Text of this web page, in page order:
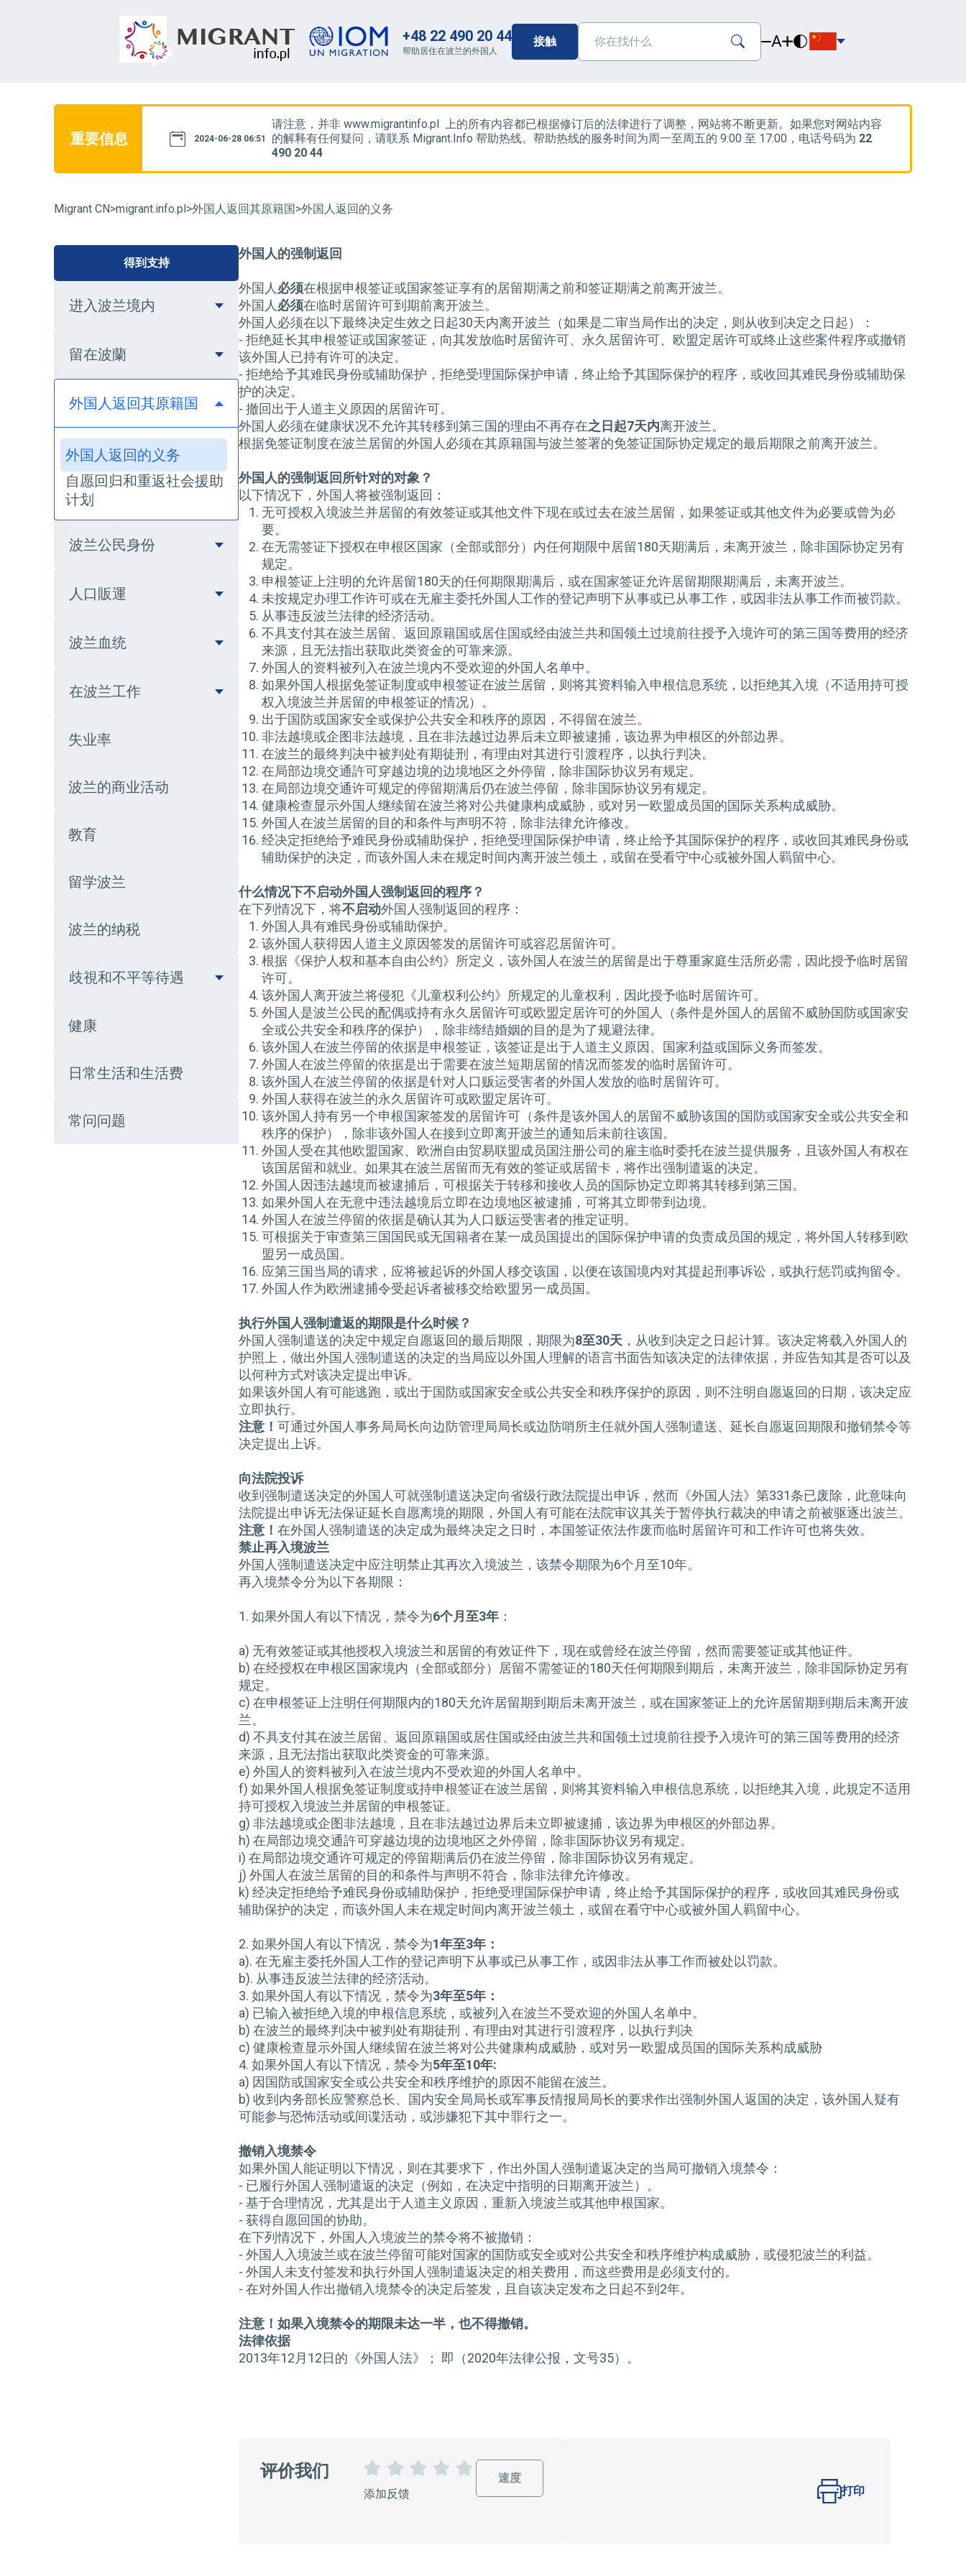
+48 22 490 20 44
帮助居住在波兰的外国人
接触 A
重要信息
，电话号码为22 2024-06-28 06:51
请注意，并非 www.migrantinfo.pl 上的所有内容都已根据修订后的法律进行了调整，网站将不断更新。如果您对网站内容
的解释有任何疑问，请联系 Migrant.Info 帮助热线。帮助热线的服务时间为周一至周五的 9:00 至 17:00，电话号码为 22
490 20 44
Migrant CN>migrant.info.pl>外国人返回其原籍国>外国人返回的义务
得到支持
进入波兰境内
留在波蘭
外国人返回其原籍国
外国人返回的义务
自愿回归和重返社会援助
计划
波兰公民身份
人口販運
波兰血统
在波兰工作
失业率
波兰的商业活动
教育
留学波兰
波兰的纳税
歧視和不平等待遇
健康
日常生活和生活费
常问问题
外国人的强制返回
外国人 必须在根据申根签证或国家签证享有的居留期满之前和签证期满之前离开波兰。
外国人 必须在临时居留许可到期前离开波兰。
外国人必须在以下最终决定生效之日起30天内离开波兰（如果是二审当局作出的决定，则从收到决定之日起）：
- 拒绝延长其申根签证或国家签证，向其发放临时居留许可、永久居留许可、欧盟定居许可或终止这些案件程序或撤销
该外国人已持有许可的决定。
- 拒绝给予其难民身份或辅助保护，拒绝受理国际保护申请，终止给予其国际保护的程序，或收回其难民身份或辅助保
护的决定。
- 撤回出于人道主义原因的居留许可。
外国人必须在健康状况不允许其转移到第三国的理由不再存在之日起7天内离开波兰。
根据免签证制度在波兰居留的外国人必须在其原籍国与波兰签署的免签证国际协定规定的最后期限之前离开波兰。
外国人的强制返回所针对的对象？
以下情况下，外国人将被强制返回：
无可授权入境波兰并居留的有效签证或其他文件下现在或过去在波兰居留，如果签证或其他文件为必要或曾为必
要。
在无需签证下授权在申根区国家（全部或部分）内任何期限中居留180天期满后，未离开波兰，除非国际协定另有
规定。
申根签证上注明的允许居留180天的任何期限期满后，或在国家签证允许居留期限期满后，未离开波兰。
未按规定办理工作许可或在无雇主委托外国人工作的登记声明下从事或已从事工作，或因非法从事工作而被罚款。
从事违反波兰法律的经济活动。
不具支付其在波兰居留、返回原籍国或居住国或经由波兰共和国领土过境前往授予入境许可的第三国等费用的经济
来源，且无法指出获取此类资金的可靠来源。
外国人的资料被列入在波兰境内不受欢迎的外国人名单中。
如果外国人根据免签证制度或申根签证在波兰居留，则将其资料输入申根信息系统，以拒绝其入境（不适用持可授
权入境波兰并居留的申根签证的情况）。
出于国防或国家安全或保护公共安全和秩序的原因，不得留在波兰。
非法越境或企图非法越境，且在非法越过边界后未立即被逮捕，该边界为申根区的外部边界。
在波兰的最终判决中被判处有期徒刑，有理由对其进行引渡程序，以执行判决。
在局部边境交通許可穿越边境的边境地区之外停留，除非国际协议另有规定。
在局部边境交通许可规定的停留期满后仍在波兰停留，除非国际协议另有规定。
健康检查显示外国人继续留在波兰将对公共健康构成威胁，或对另一欧盟成员国的国际关系构成威胁。
外国人在波兰居留的目的和条件与声明不符，除非法律允许修改。
经决定拒绝给予难民身份或辅助保护，拒绝受理国际保护申请，终止给予其国际保护的程序，或收回其难民身份或
辅助保护的决定，而该外国人未在规定时间内离开波兰领土，或留在受看守中心或被外国人羁留中心。
什么情况下不启动外国人强制返回的程序？
在下列情况下，将不启动外国人强制返回的程序：
外国人具有难民身份或辅助保护。
该外国人获得因人道主义原因签发的居留许可或容忍居留许可。
根据《保护人权和基本自由公约》所定义，该外国人在波兰的居留是出于尊重家庭生活所必需，因此授予临时居留
许可。
该外国人离开波兰将侵犯《儿童权利公约》所规定的儿童权利，因此授予临时居留许可。
外国人是波兰公民的配偶或持有永久居留许可或欧盟定居许可的外国人（条件是外国人的居留不威胁国防或国家安
全或公共安全和秩序的保护），除非缔结婚姻的目的是为了规避法律。
该外国人在波兰停留的依据是申根签证，该签证是出于人道主义原因、国家利益或国际义务而签发。
外国人在波兰停留的依据是出于需要在波兰短期居留的情况而签发的临时居留许可。
该外国人在波兰停留的依据是针对人口贩运受害者的外国人发放的临时居留许可。
外国人获得在波兰的永久居留许可或欧盟定居许可。
该外国人持有另一个申根国家签发的居留许可（条件是该外国人的居留不威胁该国的国防或国家安全或公共安全和
秩序的保护），除非该外国人在接到立即离开波兰的通知后未前往该国。
外国人受在其他欧盟国家、欧洲自由贸易联盟成员国注册公司的雇主临时委托在波兰提供服务，且该外国人有权在
该国居留和就业。如果其在波兰居留而无有效的签证或居留卡，将作出强制遣返的决定。
外国人因违法越境而被逮捕后，可根据关于转移和接收人员的国际协定立即将其转移到第三国。
如果外国人在无意中违法越境后立即在边境地区被逮捕，可将其立即带到边境。
外国人在波兰停留的依据是确认其为人口贩运受害者的推定证明。
可根据关于审查第三国国民或无国籍者在某一成员国提出的国际保护申请的负责成员国的规定，将外国人转移到欧
盟另一成员国。
应第三国当局的请求，应将被起诉的外国人移交该国，以便在该国境内对其提起刑事诉讼，或执行惩罚或拘留令。
外国人作为欧洲逮捕令受起诉者被移交给欧盟另一成员国。
执行外国人强制遣返的期限是什么时候？
外国人强制遣送的决定中规定自愿返回的最后期限，期限为8至30天 ，从收到决定之日起计算。该决定将载入外国人的
护照上，做出外国人强制遣送的决定的当局应以外国人理解的语言书面告知该决定的法律依据，并应告知其是否可以及
以何种方式对该决定提出申诉。
如果该外国人有可能逃跑，或出于国防或国家安全或公共安全和秩序保护的原因，则不注明自愿返回的日期，该决定应
立即执行。
注意！可通过外国人事务局局长向边防管理局局长或边防哨所主任就外国人强制遣送、延长自愿返回期限和撤销禁令等
决定提出上诉。
向法院投诉
收到强制遣送决定的外国人可就强制遣送决定向省级行政法院提出申诉，然而《外国人法》第331条已废除，此意味向
法院提出申诉无法保证延长自愿离境的期限，外国人有可能在法院审议其关于暂停执行裁决的申请之前被驱逐出波兰。
注意！在外国人强制遣送的决定成为最终决定之日时，本国签证依法作废而临时居留许可和工作许可也将失效。
禁止再入境波兰
外国人强制遣送决定中应注明禁止其再次入境波兰，该禁令期限为6个月至10年。
再入境禁令分为以下各期限：
1. 如果外国人有以下情况，禁令为6个月至3年 ：
a) 无有效签证或其他授权入境波兰和居留的有效证件下，现在或曾经在波兰停留，然而需要签证或其他证件。
b) 在经授权在申根区国家境内（全部或部分）居留不需签证的180天任何期限到期后，未离开波兰，除非国际协定另有
规定。
c) 在申根签证上注明任何期限内的180天允许居留期到期后未离开波兰，或在国家签证上的允许居留期到期后未离开波
兰。
d) 不具支付其在波兰居留、返回原籍国或居住国或经由波兰共和国领土过境前往授予入境许可的第三国等费用的经济
来源，且无法指出获取此类资金的可靠来源。
e) 外国人的资料被列入在波兰境内不受欢迎的外国人名单中。
f) 如果外国人根据免签证制度或持申根签证在波兰居留，则将其资料输入申根信息系统，以拒绝其入境，此規定不适用
持可授权入境波兰并居留的申根签证。
g) 非法越境或企图非法越境，且在非法越过边界后未立即被逮捕，该边界为申根区的外部边界。
h) 在局部边境交通許可穿越边境的边境地区之外停留，除非国际协议另有规定。
i) 在局部边境交通许可规定的停留期满后仍在波兰停留，除非国际协议另有规定。
j) 外国人在波兰居留的目的和条件与声明不符合，除非法律允许修改。
k) 经决定拒绝给予难民身份或辅助保护，拒绝受理国际保护申请，终止给予其国际保护的程序，或收回其难民身份或
辅助保护的决定，而该外国人未在规定时间内离开波兰领土，或留在看守中心或被外国人羁留中心。
2. 如果外国人有以下情况，禁令为1年至3年：
a). 在无雇主委托外国人工作的登记声明下从事或已从事工作，或因非法从事工作而被处以罚款。
b). 从事违反波兰法律的经济活动。
3. 如果外国人有以下情况，禁令为3年至5年：
a) 已输入被拒绝入境的申根信息系统，或被列入在波兰不受欢迎的外国人名单中。
b) 在波兰的最终判决中被判处有期徒刑，有理由对其进行引渡程序，以执行判决
c) 健康检查显示外国人继续留在波兰将对公共健康构成威胁，或对另一欧盟成员国的国际关系构成威胁
4. 如果外国人有以下情况，禁令为5年至10年:
a) 因国防或国家安全或公共安全和秩序维护的原因不能留在波兰。
b) 收到内务部长应警察总长、国内安全局局长或军事反情报局局长的要求作出强制外国人返国的决定，该外国人疑有
可能参与恐怖活动或间谍活动，或涉嫌犯下其中罪行之一。
撤销入境禁令
如果外国人能证明以下情况，则在其要求下，作出外国人强制遣返决定的当局可撤销入境禁令：
- 已履行外国人强制遣返的决定（例如，在决定中指明的日期离开波兰）。
- 基于合理情况，尤其是出于人道主义原因，重新入境波兰或其他申根国家。
- 获得自愿回国的协助。
在下列情况下，外国人入境波兰的禁令将不被撤销：
- 外国人入境波兰或在波兰停留可能对国家的国防或安全或对公共安全和秩序维护构成威胁，或侵犯波兰的利益。
- 外国人未支付签发和执行外国人强制遣返决定的相关费用，而这些费用是必须支付的。
- 在对外国人作出撤销入境禁令的决定后签发，且自该决定发布之日起不到2年。
注意！如果入境禁令的期限未达一半，也不得撤销。
法律依据
2013年12月12日的《外国人法》； 即（2020年法律公报，文号35）。
评价我们
星
星
星
添加反馈
速度
打印